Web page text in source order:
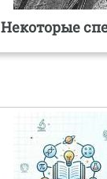
Некоторые